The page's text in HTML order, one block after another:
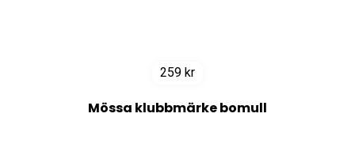
259 kr
Mössa klubbmärke bomull